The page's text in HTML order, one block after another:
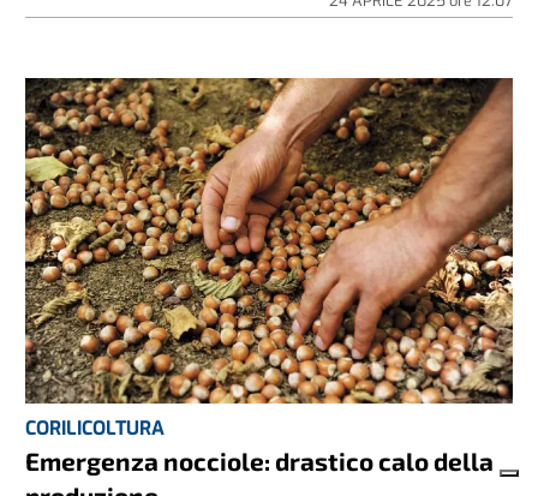
CORILICOLTURA
Emergenza nocciole: drastico calo della